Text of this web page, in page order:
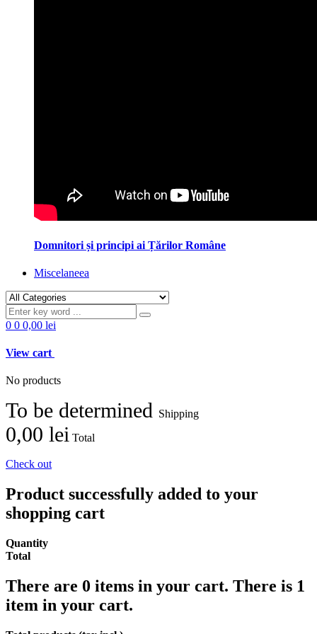
Domnitori și principi ai Țărilor Române
Miscelaneea
0 0 0,00 lei
View cart
No products
To be determined Shipping
0,00 lei Total
Check out
Product successfully added to your
shopping cart
Quantity
Total
There are 0 items in your cart. There is 1
item in your cart.